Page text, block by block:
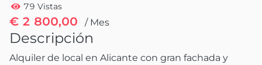
79 Vistas
€ 2 800,00 / Mes
Descripción
Alquiler de local en Alicante con gran fachada y